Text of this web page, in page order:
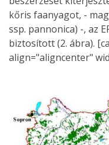
kőris faanyagot, -
ssp. pannonica) -, az
biztosított (2. ábra).
align="aligncenter"